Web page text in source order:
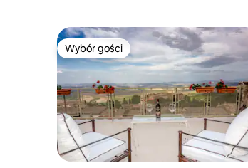
Wybór gości
Wybór gości